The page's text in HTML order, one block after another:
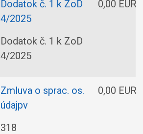
Dodatok č. 1 k ZoD
4/2025
Dodatok č. 1 k ZoD
4/2025
0,00 EUR
Zmluva o sprac. os.
údajpv
318
0,00 EUR